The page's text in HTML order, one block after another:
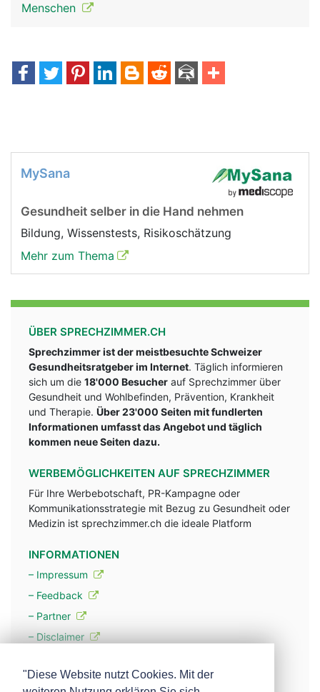
Menschen
MySana
Gesundheit selber in die Hand nehmen
Bildung, Wissenstests, Risikoschätzung
Mehr zum Thema
ÜBER SPRECHZIMMER.CH
Sprechzimmer ist der meistbesuchte Schweizer
Gesundheitsratgeber im Internet. Täglich informieren
sich um die 18'000 Besucher auf Sprechzimmer über
Gesundheit und Wohlbefinden, Prävention, Krankheit
und Therapie. Über 23'000 Seiten mit fundlerten
Informationen umfasst das Angebot und täglich
kommen neue Seiten dazu.
WERBEMÖGLICHKEITEN AUF SPRECHZIMMER
Für Ihre Werbebotschaft, PR-Kampagne oder
Kommunikationsstrategie mit Bezug zu Gesundheit oder
Medizin ist sprechzimmer.ch die ideale Platform
INFORMATIONEN
– Impressum
– Feedback
– Partner
– Disclaimer
"Diese Website nutzt Cookies. Mit der